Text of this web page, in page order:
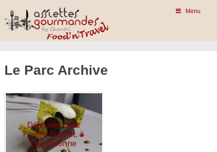
Menu
Le Parc Archive
Déjeuner chez
Franck Putelat, à
Carcassonne